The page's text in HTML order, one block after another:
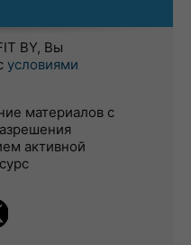
BY, Вы
условиями
материалов с
активной